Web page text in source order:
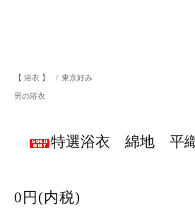
【 浴衣 】 / 東京好み
男の浴衣
特選浴衣 綿地 平
0円(内税)